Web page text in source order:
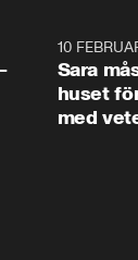
10
Sara
huset
med